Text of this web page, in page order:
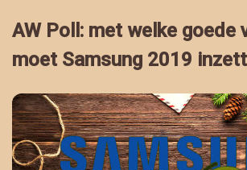
AW Poll: met welke goede
moet Samsung 2019